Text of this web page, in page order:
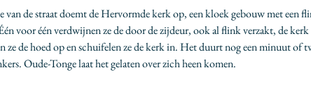
de straat doemt de Hervormde kerk op, een kloek gebouw met
voor één verdwijnen ze de door de zijdeur, ook al flink verzakt, de
de hoed op en schuifelen ze de kerk in. Het duurt nog een minuut of
Oude-Tonge laat het gelaten over zich heen komen.